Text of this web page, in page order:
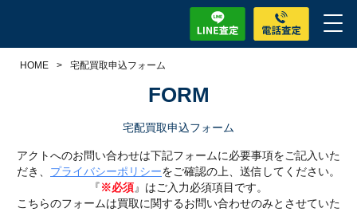
HOME > 宅配買取申込フォーム
FORM
宅配買取申込フォーム
アクトへのお問い合わせは下記フォームに必要事項をご記入いた
だき、 プライバシーポリシーをご確認の上、送信してください。
『※必須』はご入力必須項目です。
こちらのフォームは買取に関するお問い合わせのみとさせていた